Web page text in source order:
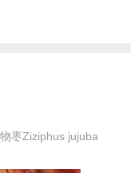
枣Ziziphus jujuba